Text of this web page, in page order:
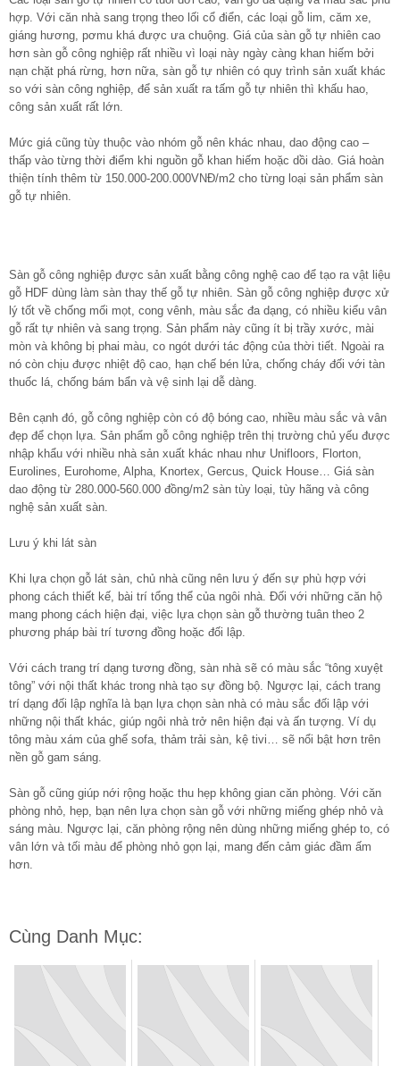
hợp. Với căn nhà sang trọng theo lối cổ điển, các loại gỗ lim, căm xe,
giáng hương, pơmu khá được ưa chuộng. Giá của sàn gỗ tự nhiên cao
hơn sàn gỗ công nghiệp rất nhiều vì loại này ngày càng khan hiếm bởi
nạn chặt phá rừng, hơn nữa, sàn gỗ tự nhiên có quy trình sản xuất khác
so với sàn công nghiệp, để sản xuất ra tấm gỗ tự nhiên thì khấu hao,
công sản xuất rất lớn.
Mức giá cũng tùy thuộc vào nhóm gỗ nên khác nhau, dao động cao –
thấp vào từng thời điểm khi nguồn gỗ khan hiếm hoặc dồi dào. Giá hoàn
thiện tính thêm từ 150.000-200.000VNĐ/m2 cho từng loại sản phẩm sàn
gỗ tự nhiên.
Sàn gỗ công nghiệp được sản xuất bằng công nghệ cao để tạo ra vật liệu
gỗ HDF dùng làm sàn thay thế gỗ tự nhiên. Sàn gỗ công nghiệp được xử
lý tốt về chống mối mọt, cong vênh, màu sắc đa dạng, có nhiều kiểu vân
gỗ rất tự nhiên và sang trọng. Sản phẩm này cũng ít bị trầy xước, mài
mòn và không bị phai màu, co ngót dưới tác động của thời tiết. Ngoài ra
nó còn chịu được nhiệt độ cao, hạn chế bén lửa, chống cháy đối với tàn
thuốc lá, chống bám bẩn và vệ sinh lại dễ dàng.
Bên cạnh đó, gỗ công nghiệp còn có độ bóng cao, nhiều màu sắc và vân
đẹp để chọn lựa. Sản phẩm gỗ công nghiệp trên thị trường chủ yếu được
nhập khẩu với nhiều nhà sản xuất khác nhau như Unifloors, Florton,
Eurolines, Eurohome, Alpha, Knortex, Gercus, Quick House… Giá sàn
dao động từ 280.000-560.000 đồng/m2 sàn tùy loại, tùy hãng và công
nghệ sản xuất sàn.
Lưu ý khi lát sàn
Khi lựa chọn gỗ lát sàn, chủ nhà cũng nên lưu ý đến sự phù hợp với
phong cách thiết kế, bài trí tổng thể của ngôi nhà. Đối với những căn hộ
mang phong cách hiện đại, việc lựa chọn sàn gỗ thường tuân theo 2
phương pháp bài trí tương đồng hoặc đối lập.
Với cách trang trí dạng tương đồng, sàn nhà sẽ có màu sắc “tông xuyệt
tông” với nội thất khác trong nhà tạo sự đồng bộ. Ngược lại, cách trang
trí dạng đối lập nghĩa là bạn lựa chọn sàn nhà có màu sắc đối lập với
những nội thất khác, giúp ngôi nhà trở nên hiện đại và ấn tượng. Ví dụ
tông màu xám của ghế sofa, thảm trải sàn, kệ tivi… sẽ nổi bật hơn trên
nền gỗ gam sáng.
Sàn gỗ cũng giúp nới rộng hoặc thu hẹp không gian căn phòng. Với căn
phòng nhỏ, hẹp, bạn nên lựa chọn sàn gỗ với những miếng ghép nhỏ và
sáng màu. Ngược lại, căn phòng rộng nên dùng những miếng ghép to, có
vân lớn và tối màu để phòng nhỏ gọn lại, mang đến cảm giác đầm ấm
hơn.
Cùng Danh Mục: